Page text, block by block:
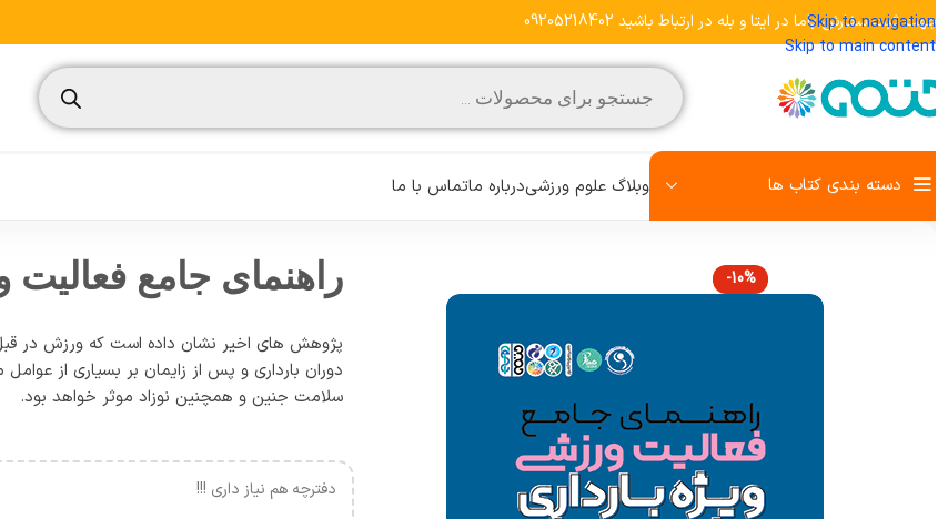
Skip to navigation
Skip to main content
ثبت سفارش باما در ایتا و بله در ارتباط باشید 09205218402
دسته بندی کتاب ها
مشاهده تمامی کتاب‌ها
روش تحقیق
زبان تخصصی
آمادگی جسمانی
کنکور تربیت بدنی
نسیم
تغذیه ورزشی
آسیب شناسی و حرکات اصلاحی
وبلاگ علوم ورزشیدرباره ماتماس با ما
-10% راهنمای جامع فعالیت
پژوهش های اخیر نشان داده است که ورزش در
دوران بارداری و پس از زایمان بر بسیاری از عوامل
سلامت جنین و همچنین نوزاد موثر خواهد بود.
دفترچه هم نیاز داری !!!